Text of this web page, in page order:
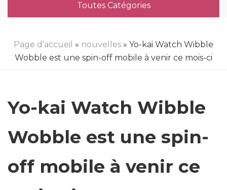
Toutes Catégories
Page d'accueil » nouvelles » Yo-kai Watch Wibble
Wobble est une spin-off mobile à venir ce mois-ci
Yo-kai Watch Wibble
Wobble est une spin-
off mobile à venir ce